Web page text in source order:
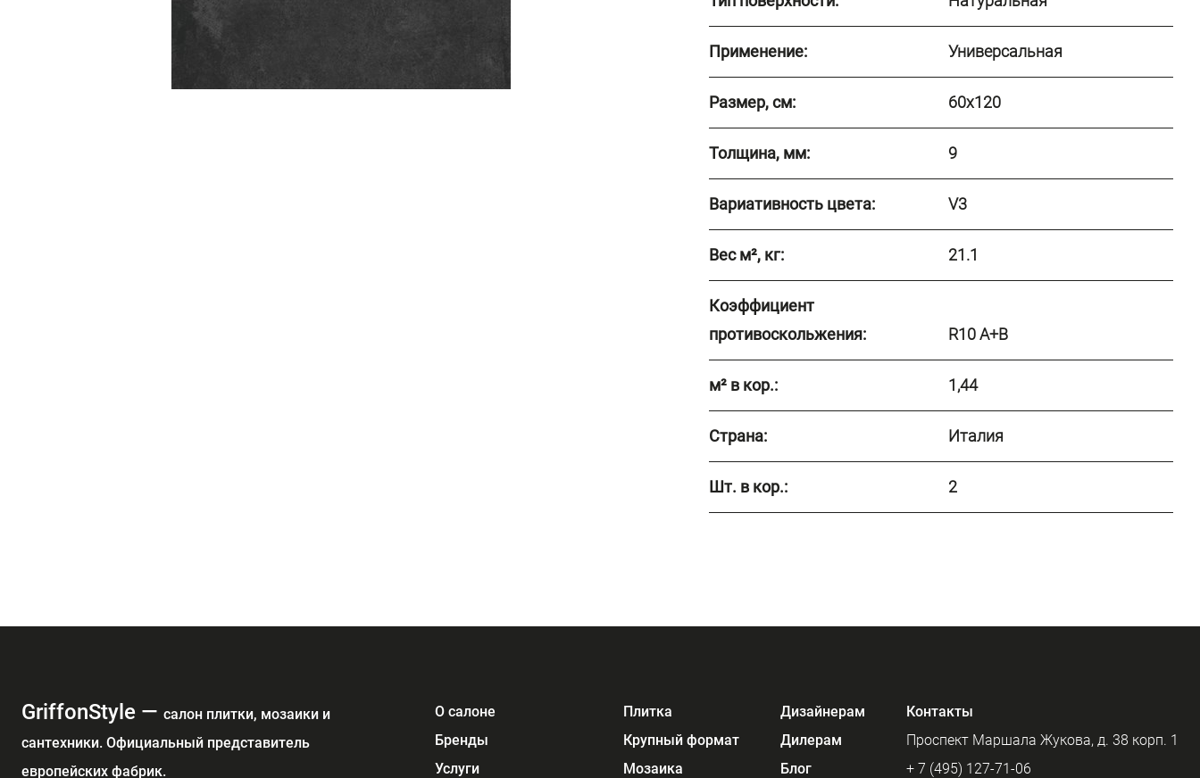
Применение: Универсальная
Размер, см: 60x120
Толщина, мм: 9
Вариативность цвета: V3
Вес м², кг: 21.1
Коэффициент
противоскольжения:
R10 A+B
м² в кор.: 1,44
Страна: Италия
Шт. в кор.: 2
GriffonStyle — cалон плитки, мозаики и
сантехники. Официальный представитель
европейских фабрик.
О салоне
Бренды
Услуги
Плитка
Крупный формат
Мозаика
Дизайнерам
Дилерам
Блог
Контакты
Проспект Маршала Жукова, д. 38 корп. 1
+ 7 (495) 127-71-06